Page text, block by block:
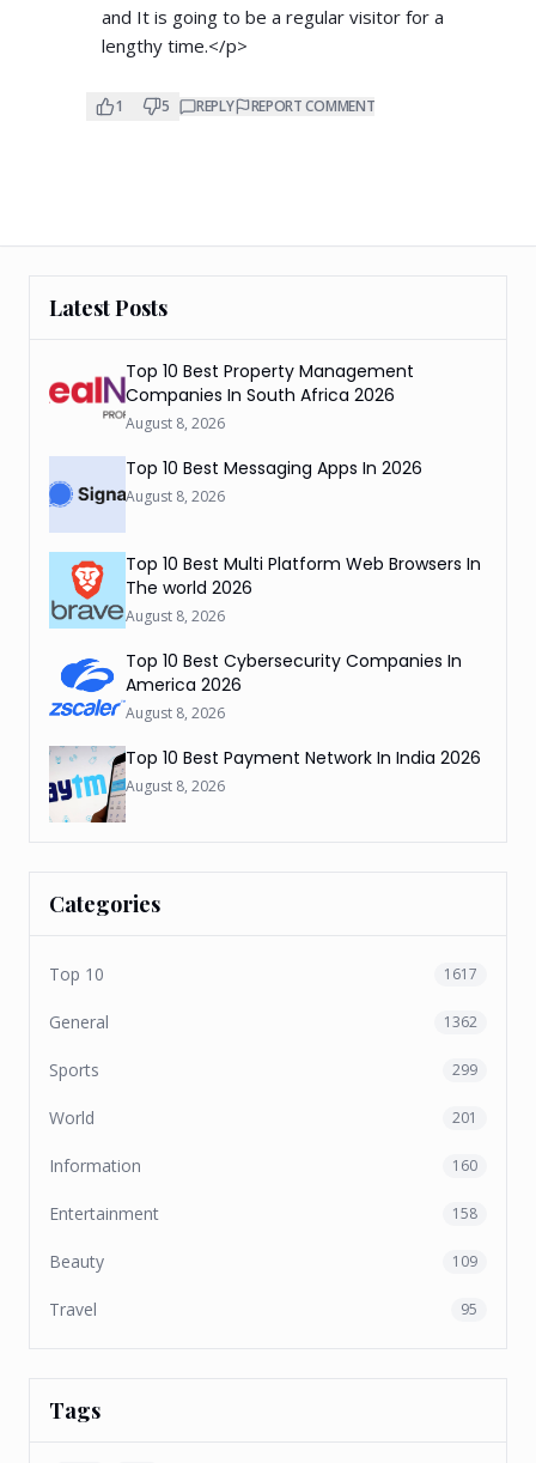
and It is going to be a regular visitor for a
lengthy time.</p>
1 5 REPLY REPORT COMMENT
Latest Posts
Top 10 Best Property Management
Companies In South Africa 2026
August 8, 2026
Top 10 Best Messaging Apps In 2026
August 8, 2026
Top 10 Best Multi Platform Web Browsers In
The world 2026
August 8, 2026
Top 10 Best Cybersecurity Companies In
America 2026
August 8, 2026
Top 10 Best Payment Network In India 2026
August 8, 2026
Categories
Top 10 1617
General 1362
Sports 299
World 201
Information 160
Entertainment 158
Beauty 109
Travel 95
Tags